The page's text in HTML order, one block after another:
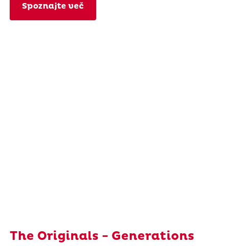
Spoznajte več
The Originals - Generations